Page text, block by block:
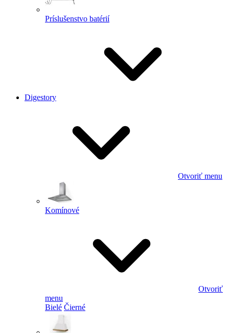
Príslušenstvo batérií
Digestory
Otvoriť menu
Komínové
Otvoriť
menu
Bielé Čierné